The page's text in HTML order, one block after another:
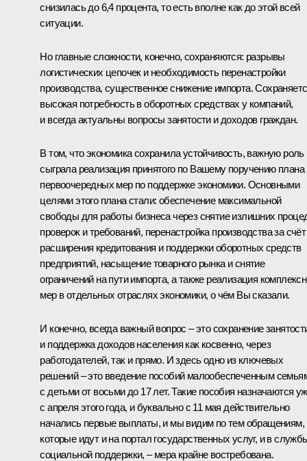
снизилась до 6,4 процента, то есть вполне как до этой всей
ситуации.
Но главные сложности, конечно, сохраняются: разрывы
логистических цепочек и необходимость перенастройки
производства, существенное снижение импорта.
высокая потребность в оборотных средствах у компаний,
и всегда актуальны вопросы занятости и доходов граждан.
В том, что экономика сохранила устойчивость, важную роль
сыграла реализация принятого по Вашему поручению плана
первоочередных мер по поддержке экономики. Основными
целями этого плана стали: обеспечение максимальной
свободы для работы бизнеса через снятие излишних
проверок и требований, перенастройка производства за счёт
расширения кредитования и поддержки оборотных средств
предприятий, насыщение товарного рынка и снятие
ограничений на пути импорта, а также реализация
мер в отдельных отраслях экономики, о чём Вы сказали.
И конечно, всегда важный вопрос – это сохранение
и поддержка доходов населения как косвенно, через
работодателей, так и прямо. И здесь одно из ключевых
решений – это введение пособий малообеспеченным
с детьми от восьми до 17 лет. Такие пособия назначаются
с апреля этого года, и буквально с 11 мая действительно
начались первые выплаты, и мы видим по тем обращениям,
которые идут и на портал государственных услуг, и в
социальной поддержки, – мера крайне востребована.